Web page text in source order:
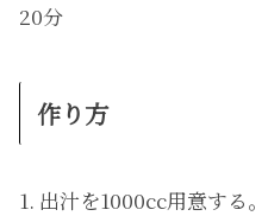
20分
作り方
1. 出汁を1000cc用意する。